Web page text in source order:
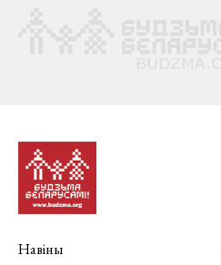
Навіны